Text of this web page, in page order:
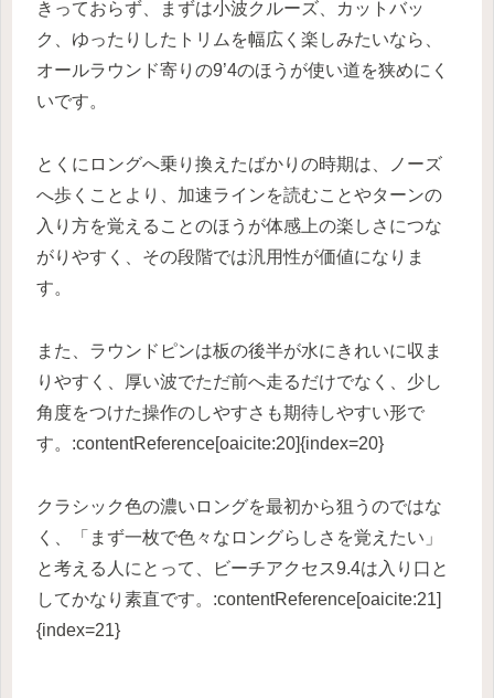
きっておらず、まずは小波クルーズ、カットバッ
ク、ゆったりしたトリムを幅広く楽しみたいなら、
オールラウンド寄りの9’4のほうが使い道を狭めにく
いです。
とくにロングへ乗り換えたばかりの時期は、ノーズ
へ歩くことより、加速ラインを読むことやターンの
入り方を覚えることのほうが体感上の楽しさにつな
がりやすく、その段階では汎用性が価値になりま
す。
また、ラウンドピンは板の後半が水にきれいに収ま
りやすく、厚い波でただ前へ走るだけでなく、少し
角度をつけた操作のしやすさも期待しやすい形で
す。:contentReference[oaicite:20]{index=20}
クラシック色の濃いロングを最初から狙うのではな
く、「まず一枚で色々なロングらしさを覚えたい」
と考える人にとって、ビーチアクセス9.4は入り口と
してかなり素直です。:contentReference[oaicite:21]
{index=21}